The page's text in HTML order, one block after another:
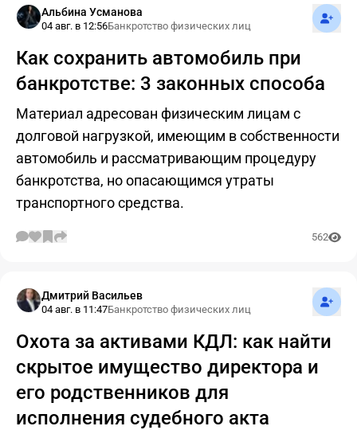
Альбина Усманова
04 авг. в 12:56Банкротство физических лиц
Как сохранить автомобиль при
банкротстве: 3 законных способа
Материал адресован физическим лицам с
долговой нагрузкой, имеющим в собственности
автомобиль и рассматривающим процедуру
банкротства, но опасающимся утраты
транспортного средства.
562
Дмитрий Васильев
04 авг. в 11:47Банкротство физических лиц
Охота за активами КДЛ: как найти
скрытое имущество директора и
его родственников для
исполнения судебного акта